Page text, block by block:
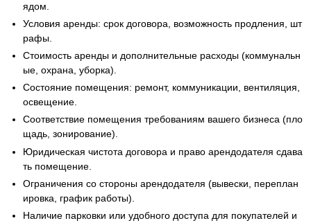
ядом.
Условия аренды: срок договора, возможность продления, шт
рафы.
Стоимость аренды и дополнительные расходы (коммунальн
ые, охрана, уборка).
Состояние помещения: ремонт, коммуникации, вентиляция,
освещение.
Соответствие помещения требованиям вашего бизнеса (пло
щадь, зонирование).
Юридическая чистота договора и право арендодателя сдава
ть помещение.
Ограничения со стороны арендодателя (вывески, переплан
ировка, график работы).
Наличие парковки или удобного доступа для покупателей и